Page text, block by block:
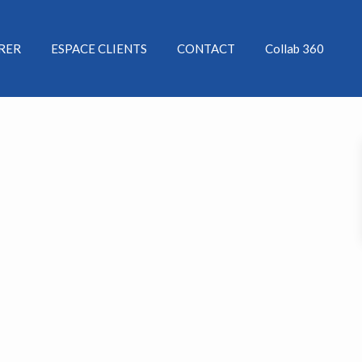
ESPACE CLIENTS CONTACT Collab 360